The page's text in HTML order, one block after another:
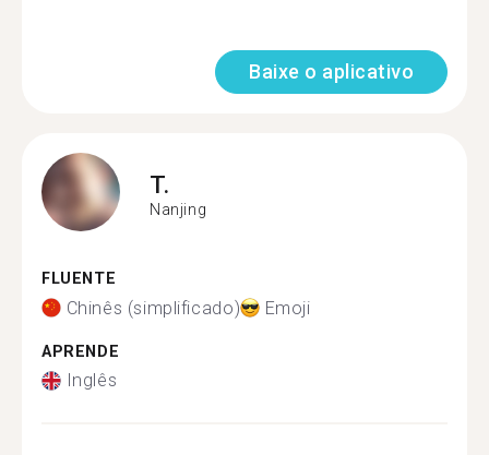
Baixe o aplicativo
T.
Nanjing
FLUENTE
Chinês (simplificado) Emoji
APRENDE
Inglês